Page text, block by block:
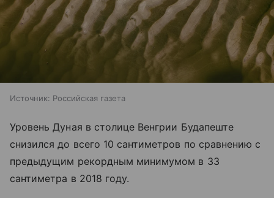
Источник: Российская газета
Уровень Дуная в столице Венгрии Будапеште
снизился до всего 10 сантиметров по сравнению с
предыдущим рекордным минимумом в 33
сантиметра в 2018 году.